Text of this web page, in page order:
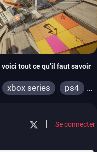
tout ce qu’il faut savoir
xbox series
ps4
Se connecter